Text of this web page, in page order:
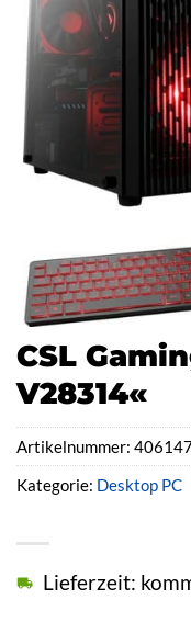
CSL
V28314«
Lieferzeit:
Artikelnummer:
Kategorie: Desktop PC